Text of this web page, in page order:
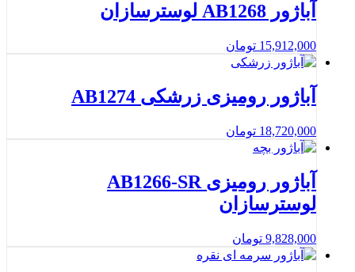
آباژور AB1268 لوسترسازان
15,912,000 تومان
آباژور رومیزی زرشکی AB1274
18,720,000 تومان
آباژور رومیزی AB1266-SR
لوسترسازان
9,828,000 تومان